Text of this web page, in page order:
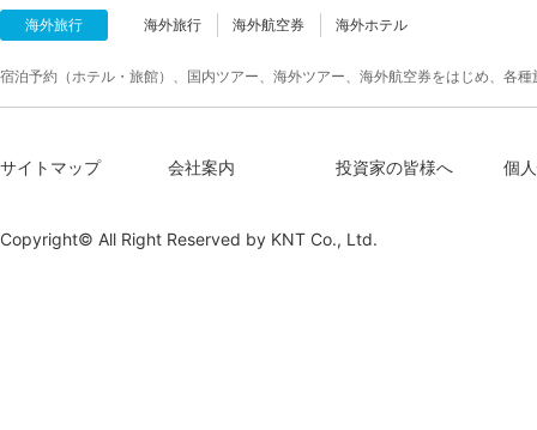
海外旅行 海外旅行 海外航空券 海外ホテル
宿泊予約（ホテル・旅館）、国内ツアー、海外ツアー、海外航空券をはじめ、各
サイトマップ 会社案内 投資家の皆様へ 個
Copyright© All Right Reserved by KNT Co., Ltd.